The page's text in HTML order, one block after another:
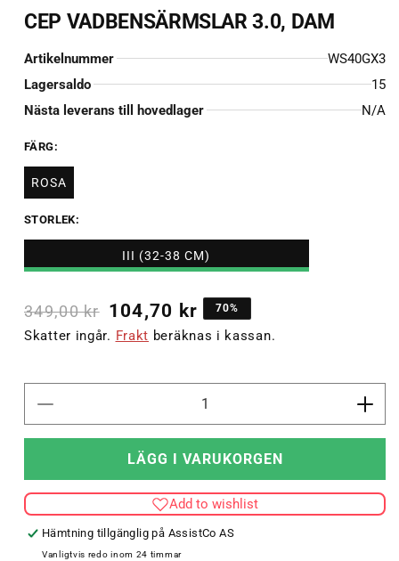
iCEP VADBENSÄRMSLAR 3.0, DAM
Artikelnummer
WS40GX3
Lagersaldo
15
Nästa leverans till hovedlager
N/A
FÄRG:
ROSA
STORLEK:
III (32-38 CM)
349,00 kr 104,70 kr 70%
Skatter ingår. Frakt beräknas i kassan.
kvantitet
DAM
Öka
3.0,
LÄGG I VARUKORGEN
Add to wishlist
Hämtning tillgänglig på AssistCo AS
Vanligtvis redo inom 24 timmar